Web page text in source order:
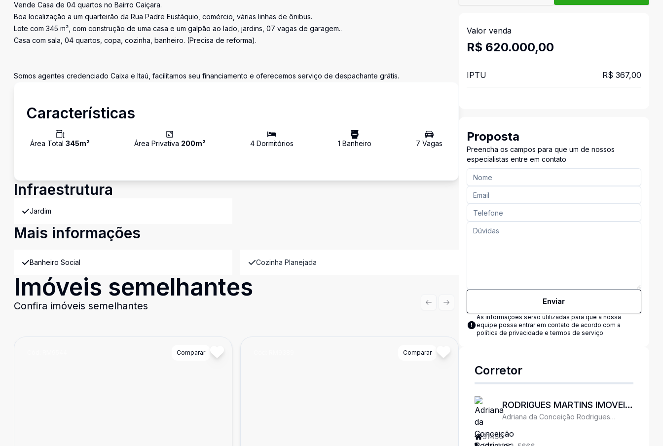
Vende Casa de 04 quartos no Bairro Caiçara.
Boa localização a um quarteirão da Rua Padre Eustáquio, comércio, várias linhas de ônibus.
Lote com 345 m², com construção de uma casa e um galpão ao lado, jardins, 07 vagas de garagem..
Casa com sala, 04 quartos, copa, cozinha, banheiro. (Precisa de reforma).
Somos agentes credenciado Caixa e Itaú, facilitamos seu financiamento e oferecemos serviço de despachante grátis.
Características
Área Total 345m² Área Privativa 200m² 4Dormitórios 1 Banheiro 7 Vagas
Infraestrutura
Jardim
Mais informações
Banheiro Social Cozinha Planejada
Imóveis semelhantes
Confira imóveis semelhantes
Comparar Comparar
Previous slide
Next slide
Valor venda
R$ 620.000,00
IPTU R$ 367,00
Proposta
Preencha os campos para que um de nossos
especialistas entre em contato
Enviar
As informações serão utilizadas para que a nossa
equipe possa entrar em contato de acordo com a
política de privacidade e termos de serviço
Corretor
RODRIGUES MARTINS IMOVEIS
LTDA
Adriana da Conceição Rodrigues
31456